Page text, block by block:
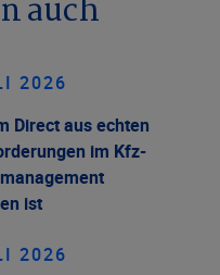
auch
2026
Direct aus echten
im Kfz-
ist
2026